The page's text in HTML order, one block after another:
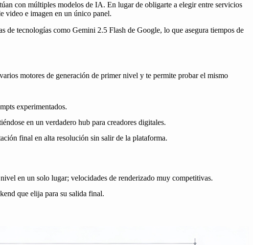
con múltiples modelos de IA. En lugar de obligarte a elegir entre servicios
video e imagen en un único panel.
de tecnologías como Gemini 2.5 Flash de Google, lo que asegura tiempos de
motores de generación de primer nivel y te permite probar el mismo
experimentados.
en un verdadero hub para creadores digitales.
final en alta resolución sin salir de la plataforma.
en un solo lugar; velocidades de renderizado muy competitivas.
que elija para su salida final.